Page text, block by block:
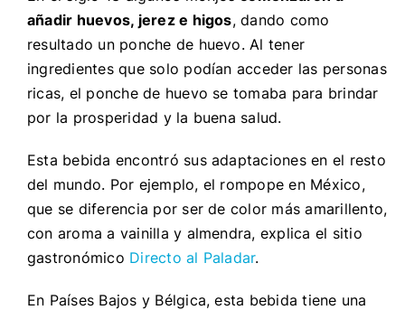
añadir huevos, jerez e higos, dando como
resultado un ponche de huevo. Al tener
ingredientes que solo podían acceder las personas
ricas, el ponche de huevo se tomaba para brindar
por la prosperidad y la buena salud.
Esta bebida encontró sus adaptaciones en el resto
del mundo. Por ejemplo, el rompope en México,
que se diferencia por ser de color más amarillento,
con aroma a vainilla y almendra, explica el sitio
gastronómico Directo al Paladar.
En Países Bajos y Bélgica, esta bebida tiene una